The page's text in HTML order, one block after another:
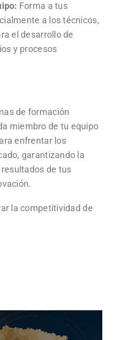
Forma a tus
a los técnicos,
el desarrollo de
y procesos
de formación
miembro de tu equipo
enfrentar los
garantizando la
de tus
la competitividad de